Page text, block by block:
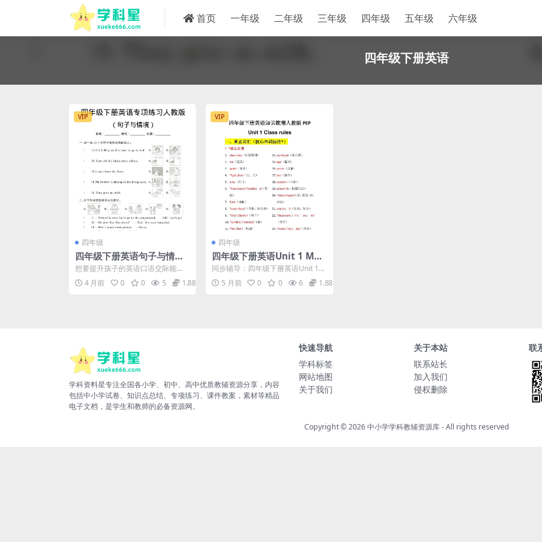
首页 一年级 二年级 三年级 四年级 五年级 六年级
四年级下册英语
VIP
四年级
四年级下册英语句子与情境
专项练习题电子版《人教
版》
想要提升孩子的英语口语交际能
力，掌握核心句型是关键。这份四
年级下册英语句子与情境...
4 月前 0 0 5 1.88
VIP
四年级
四年级下册英语Unit 1 My s
chool知识点梳理与默写单
人教版PEP电子版同步资料
同步辅导：四年级下册英语Unit 1
My school知识点梳理与默写单详解
... 5 月前 0 0 6 1.88
学科资料星专注全国各小学、初中、高中优质教辅资源分享，内容
包括中小学试卷、知识点总结、专项练习、课件教案，素材等精品
电子文档，是学生和教师的必备资源网。
快速导航
学科标签
网站地图
关于我们
关于本站
联系站长
加入我们
侵权删除
联
Copyright © 2026中小学学科教辅资源库- All rights reserved